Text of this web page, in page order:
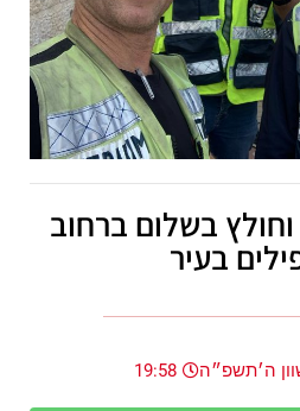
בשלום ברחוב
בעיר
ה׳תשפ״ה 19:58